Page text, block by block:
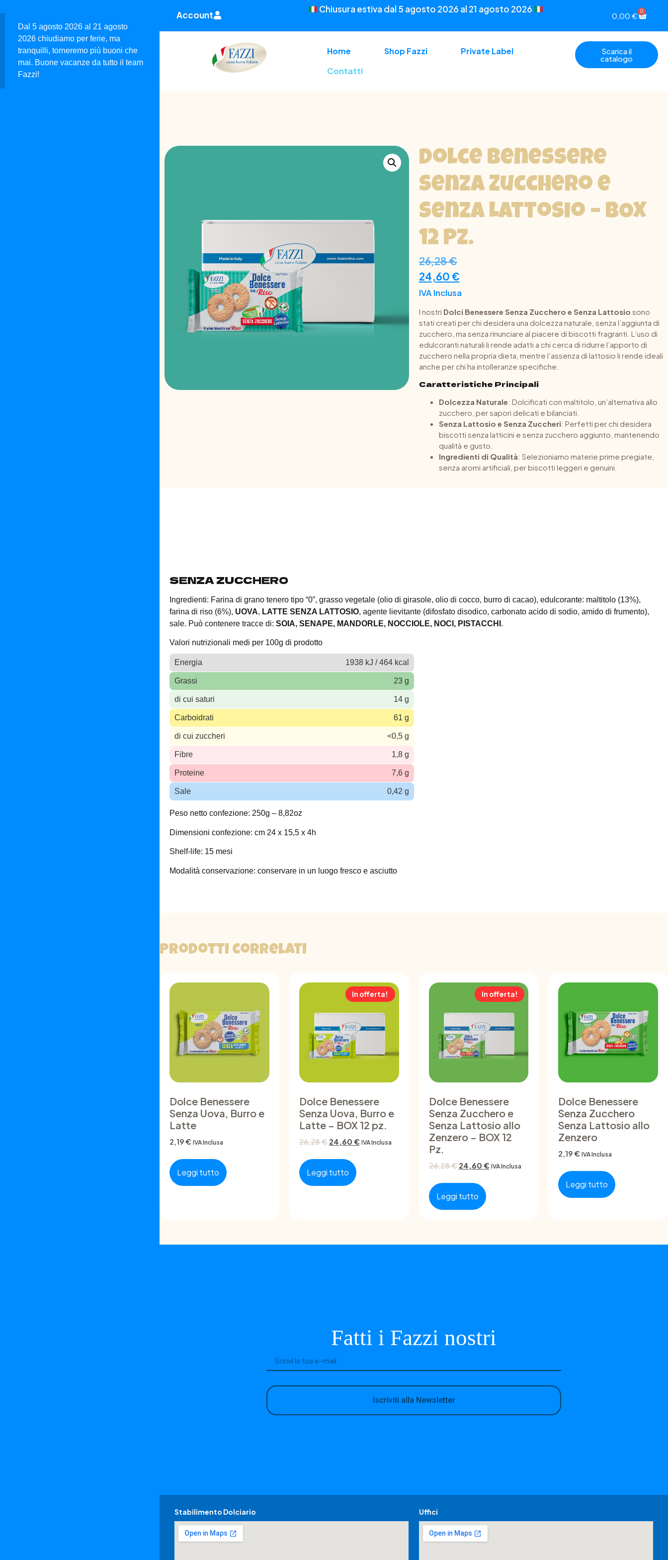
Dal 5 agosto 2026 al 21 agosto
2026 chiudiamo per ferie, ma
tranquilli, torneremo più buoni che
mai. Buone vacanze da tutto il team
Fazzi!
Account
Chiusura estiva dal 5 agosto 2026 al 21 agosto 2026
0,00€ 0
Home Shop Fazzi
Private Label
Contatti
Scarica il
catalogo
Dolce Benessere
Senza Zucchero e
Senza Lattosio – BOX
12 Pz.
26,28€
24,60€
IVA Inclusa
I nostri Dolci Benessere Senza Zucchero e Senza Lattosio sono
stati creati per chi desidera una dolcezza naturale, senza l’aggiunta di
zucchero, ma senza rinunciare al piacere di biscotti fragranti. L’uso di
edulcoranti naturali li rende adatti a chi cerca di ridurre l’apporto di
zucchero nella propria dieta, mentre l’assenza di lattosio li rende ideali
anche per chi ha intolleranze specifiche.
Caratteristiche Principali
Dolcezza Naturale: Dolcificati con maltitolo, un’alternativa allo
zucchero, per sapori delicati e bilanciati.
Senza Lattosio e Senza Zuccheri: Perfetti per chi desidera
biscotti senza latticini e senza zucchero aggiunto, mantenendo
qualità e gusto.
Ingredienti di Qualità: Selezioniamo materie prime pregiate,
senza aromi artificiali, per biscotti leggeri e genuini.
SENZA ZUCCHERO
Ingredienti: Farina di grano tenero tipo “0”, grasso vegetale (olio di girasole, olio di cocco, burro di cacao), edulcorante: maltitolo (13%),
farina di riso (6%), UOVA, LATTE SENZA LATTOSIO, agente lievitante (difosfato disodico, carbonato acido di sodio, amido di frumento),
sale. Può contenere tracce di:SOIA, SENAPE, MANDORLE, NOCCIOLE, NOCI, PISTACCHI .
Valori nutrizionali medi per 100g di prodotto
Energia 1938 kJ / 464 kcal
Grassi 23 g
di cui saturi 14 g
Carboidrati 61 g
di cui zuccheri <0,5 g
Fibre 1,8 g
Proteine 7,6 g
Sale 0,42 g
Peso netto confezione: 250g – 8,82oz
Dimensioni confezione: cm 24 x 15,5 x 4h
Shelf-life: 15 mesi
Modalità conservazione: conservare in un luogo fresco e asciutto
Prodotti correlati
Dolce Benessere
Senza Uova, Burro e
Latte
2,19€ IVA Inclusa
Leggi tutto
In offerta!
Dolce Benessere
Senza Uova, Burro e
Latte – BOX 12 pz.
26,28€ 24,60 € IVA Inclusa
Leggi tutto
In offerta!
Dolce Benessere
Senza Zucchero e
Senza Lattosio allo
Zenzero – BOX 12
Pz.
26,28€ 24,60 € IVA Inclusa
Leggi tutto
Dolce Benessere
Senza Zucchero
Senza Lattosio allo
Zenzero
2,19€ IVA Inclusa
Leggi tutto
Fatti i Fazzi nostri
Iscriviti alla Newsletter
Stabilimento Dolciario Uffici